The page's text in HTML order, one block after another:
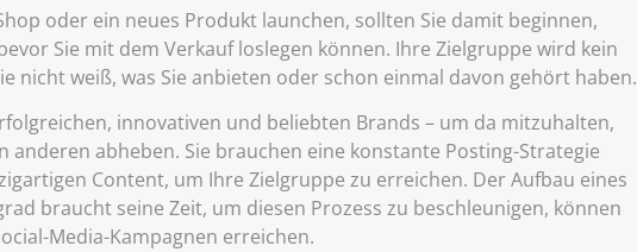
oder ein neues Produkt launchen, sollten Sie damit beginnen,
Sie mit dem Verkauf loslegen können. Ihre Zielgruppe wird kein
nicht weiß, was Sie anbieten oder schon einmal davon gehört haben.
innovativen und beliebten Brands – um da mitzuhalten,
anderen abheben. Sie brauchen eine konstante Posting-Strategie
Content, um Ihre Zielgruppe zu erreichen. Der Aufbau eines
braucht seine Zeit, um diesen Prozess zu beschleunigen, können
Media-Kampagnen erreichen.